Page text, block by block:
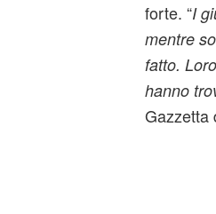
forte. “I
mentre
fatto.
hanno
Gazzetta